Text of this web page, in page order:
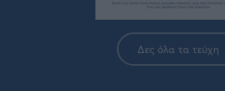
Δες όλα τα τεύχη